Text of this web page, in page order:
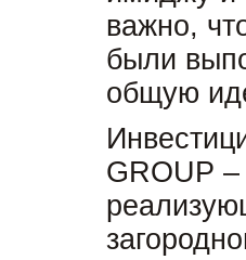
важно,
были
общую
GROUP